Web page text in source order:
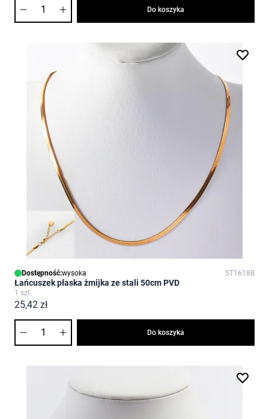
Do koszyka
Dostępność:wysoka ST1618B
Łańcuszek płaska żmijka ze stali 50cm PVD
1 szt.
25,42 zł
Do koszyka